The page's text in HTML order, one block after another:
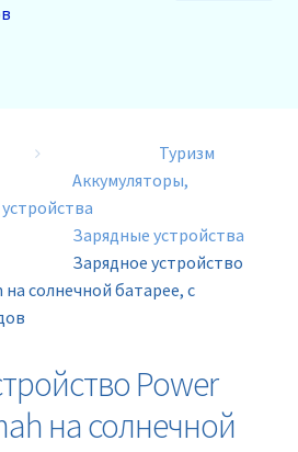
Туризм
Аккумуляторы,
Зарядные устройства
Зарядное устройство
солнечной батарее, с
Power
на солнечной